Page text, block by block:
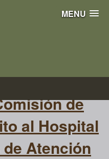
MENU
de
al Hospital
Atención